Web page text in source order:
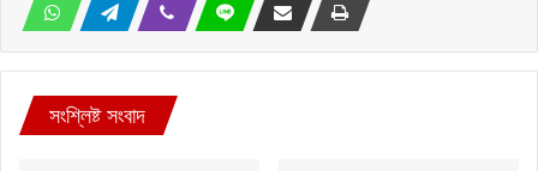
সংশ্লিষ্ট সংবাদ